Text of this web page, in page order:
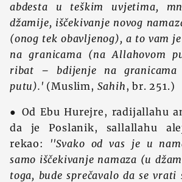
abdesta u teškim uvjetima,
džamije, iščekivanje novog
(onog tek obavljenog), a to vam
na granicama (na Allahovom
ribat – bdijenje na granicama
putu).' (Muslim, Sahih, br. 251.)
● Od Ebu Hurejre, radijallahu
da je Poslanik, sallallahu
rekao:
''Svako od vas je u
samo iščekivanje namaza (u
toga, bude sprečavalo da se